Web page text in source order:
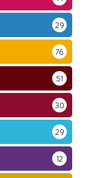
29
76
51
30
29
12